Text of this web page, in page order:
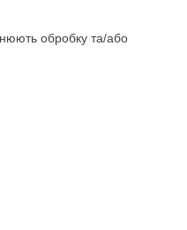
обробку та/або